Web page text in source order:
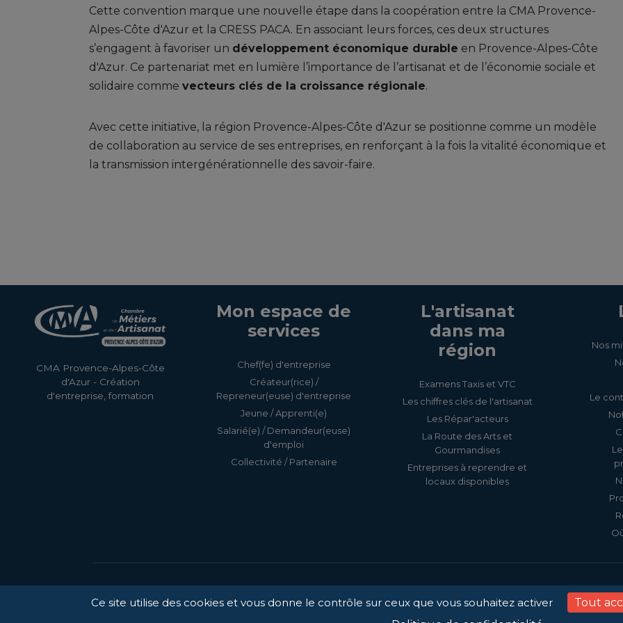
Cette convention marque une nouvelle étape dans la coopération entre la CMA Provence-
Alpes-Côte d'Azur et la CRESS PACA. En associant leurs forces, ces deux structures
s’engagent à favoriser un développement économique durable en Provence-Alpes-Côte
d'Azur. Ce partenariat met en lumière l’importance de l’artisanat et de l’économie sociale et
solidaire comme vecteurs clés de la croissance régionale.
Avec cette initiative, la région Provence-Alpes-Côte d'Azur se positionne comme un modèle
de collaboration au service de ses entreprises, en renforçant à la fois la vitalité économique et
la transmission intergénérationnelle des savoir-faire.
CMA Provence-Alpes-Côte
d'Azur - Création
d'entreprise, formation
Mon espace de
services
Chef(fe) d'entreprise
Créateur(rice) /
Repreneur(euse) d'entreprise
Jeune / Apprenti(e)
Salarié(e) / Demandeur(euse)
d'emploi
Collectivité / Partenaire
L'artisanat
dans ma
région
Examens Taxis et VTC
Les chiffres clés de l'artisanat
Les Répar'acteurs
La Route des Arts et
Gourmandises
Entreprises à reprendre et
locaux disponibles
Nos
Le
Accessibilité Mentions
Ce site utilise des cookies et vous donne le contrôle sur ceux que vous souhaitez activer Tout